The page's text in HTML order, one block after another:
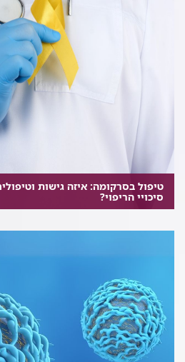
טיפול בסרקומה: איזה גישות
סיכויי הריפוי?